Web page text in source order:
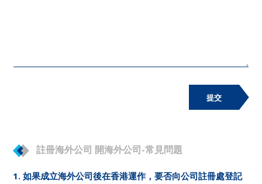
提交
註冊海外公司 開海外公司-常見問題
1. 如果成立海外公司後在香港運作，要否向公司註冊處登記